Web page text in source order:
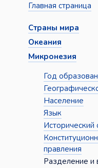
Главная страница
Страны мира
Океания
Микронезия
Год
Население
Язык
Исторический
правления
Разделение и